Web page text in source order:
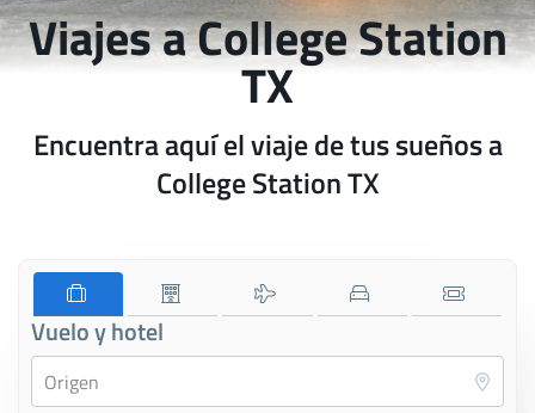
Viajes a College Station
TX
Encuentra aquí el viaje de tus sueños a
College Station TX
Vuelo y hotel